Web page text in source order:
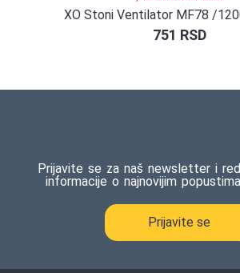
XO Stoni Ventilator MF78 /
751 RSD
Prijavite se za naš newsletter i
informacije o najnovijim
Prijavite se